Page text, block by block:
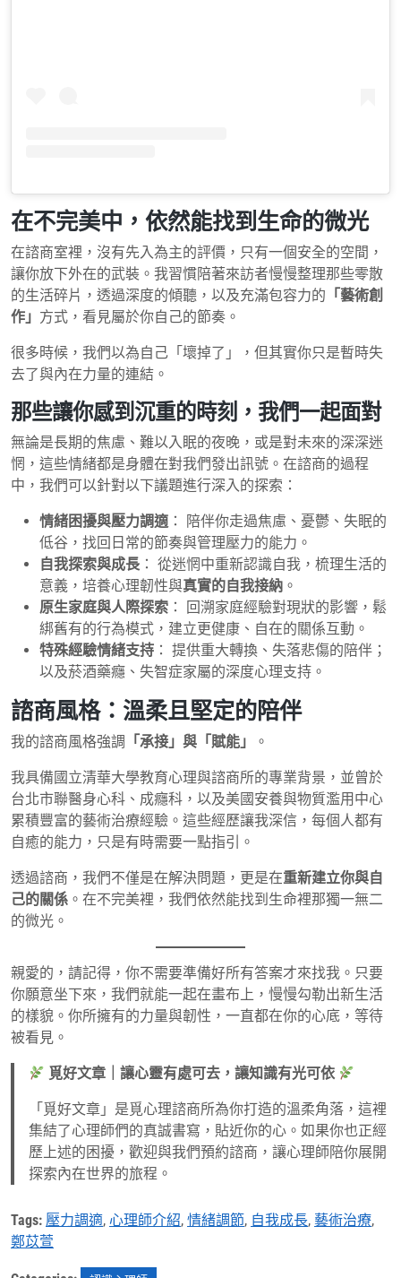
在不完美中，依然能找到生命的微光
在諮商室裡，沒有先入為主的評價，只有一個安全的空間，
讓你放下外在的武裝。我習慣陪著來訪者慢慢整理那些零散
的生活碎片，透過深度的傾聽，以及充滿包容力的 「藝術創
作」 方式，看見屬於你自己的節奏。
很多時候，我們以為自己「壞掉了」，但其實你只是暫時失
去了與內在力量的連結。
那些讓你感到沉重的時刻，我們一起面對
無論是長期的焦慮、難以入眠的夜晚，或是對未來的深深迷
惘，這些情緒都是身體在對我們發出訊號。在諮商的過程
中，我們可以針對以下議題進行深入的探索：
情緒困擾與壓力調適 ： 陪伴你走過焦慮、憂鬱、失眠的
低谷，找回日常的節奏與管理壓力的能力。
自我探索與成長 ： 從迷惘中重新認識自我，梳理生活的
意義，培養心理韌性與真實的自我接納 。
原生家庭與人際探索 ： 回溯家庭經驗對現狀的影響，鬆
綁舊有的行為模式，建立更健康、自在的關係互動。
特殊經驗情緒支持 ： 提供重大轉換、失落悲傷的陪伴；
以及菸酒藥癮、失智症家屬的深度心理支持。
諮商風格：溫柔且堅定的陪伴
我的諮商風格強調 「承接」與「賦能」 。
我具備國立清華大學教育心理與諮商所的專業背景，並曾於
台北市聯醫身心科、成癮科，以及美國安養與物質濫用中心
累積豐富的藝術治療經驗。這些經歷讓我深信，每個人都有
自癒的能力，只是有時需要一點指引。
透過諮商，我們不僅是在解決問題，更是在重新建立你與自
己的關係 。在不完美裡，我們依然能找到生命裡那獨一無二
的微光。
親愛的，請記得，你不需要準備好所有答案才來找我。只要
你願意坐下來，我們就能一起在畫布上，慢慢勾勒出新生活
的樣貌。你所擁有的力量與韌性，一直都在你的心底，等待
被看見。
覓好文章｜讓心靈有處可去，讓知識有光可依
「覓好文章」是覓心理諮商所為你打造的溫柔角落，這裡
集結了心理師們的真誠書寫，貼近你的心。如果你也正經
歷上述的困擾，歡迎與我們預約諮商，讓心理師陪你展開
探索內在世界的旅程。
Tags: 壓力調適, 心理師介紹, 情緒調節, 自我成長, 藝術治療,
鄭苡萱